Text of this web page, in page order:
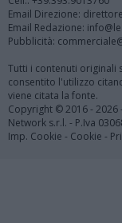
Email Direzione:
Email Redazione:
Pubblicità:
Tutti i contenuti originali
consentito l'utilizzo
viene citata la fonte.
Copyright © 2016 - 2026
Network s.r.l. - P.Iva
Imp. Cookie - Cookie -